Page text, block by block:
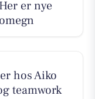
er nye
hos Aiko
teamwork